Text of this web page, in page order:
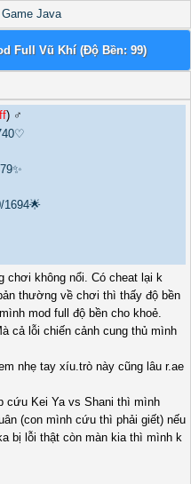
Game Java
Full Vũ Khí (Độ Bền: 99)
) ♂️
1694🌟
chơi không nổi. Có cheat lại k
thường về chơi thì thấy độ bền
mod full độ bền cho khoẻ.
cả lỗi chiến cảnh cung thủ mình
nhẹ tay xíu.trò này cũng lâu r.ae
cứu Kei Ya vs Shani thì mình
(con mình cứu thì phải giết) nếu
bị lỗi thật còn màn kia thì mình k